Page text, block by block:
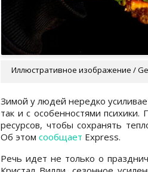
Иллюстративное изображение /
Зимой у людей нередко
так и с особенностями
ресурсов, чтобы сохранять
Об этом сообщает Express.
Речь идет не только о